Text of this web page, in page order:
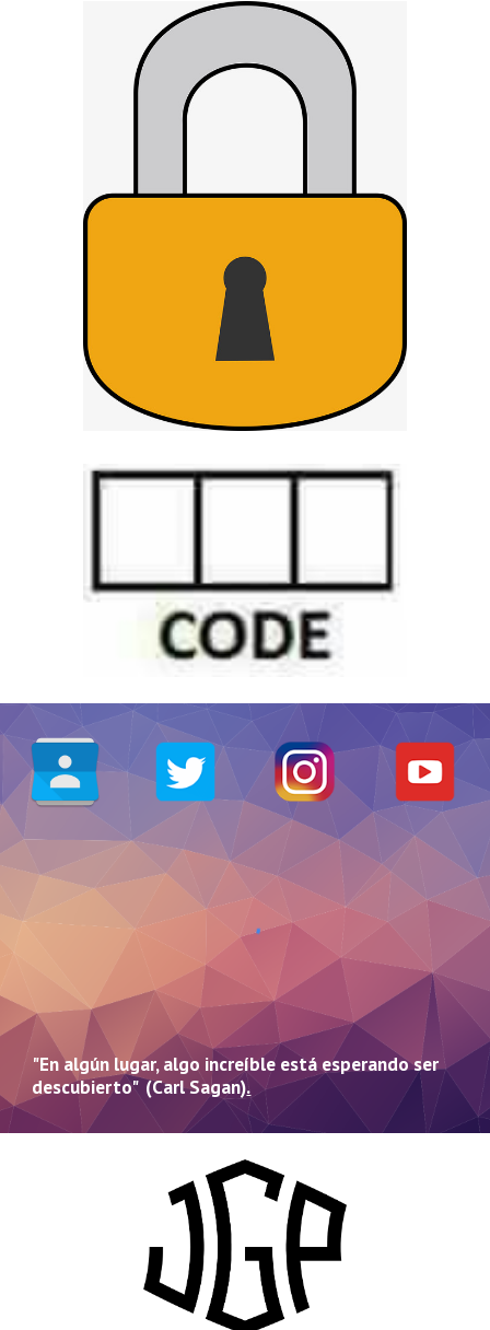
"En algún lugar, algo increíble está esperando ser
descubierto" (Carl Sagan).